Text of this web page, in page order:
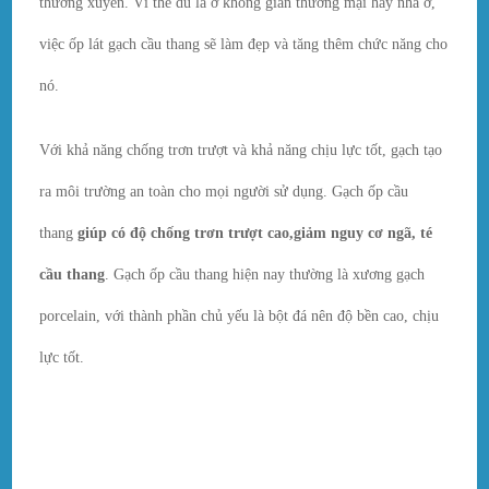
việc ốp lát gạch cầu thang sẽ làm đẹp và tăng thêm chức năng cho
nó.
Với khả năng chống trơn trượt và khả năng chịu lực tốt, gạch tạo
ra môi trường an toàn cho mọi người sử dụng. Gạch ốp cầu
thanggiúp có độ chống trơn trượt cao,giảm nguy cơ ngã, té
cầu thang. Gạch ốp cầu thang hiện nay thường là xương gạch
porcelain, với thành phần chủ yếu là bột đá nên độ bền cao, chịu
lực tốt.